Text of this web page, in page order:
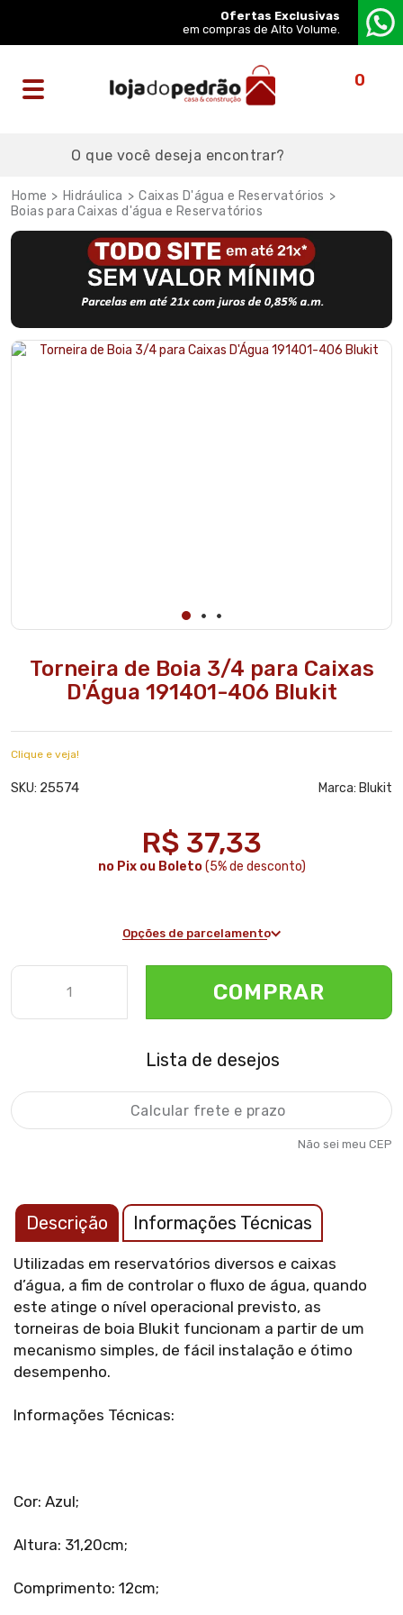
Ofertas Exclusivas
em compras de Alto Volume.
0
Hidráulica
Caixas D'água e Reservatórios
Boias para Caixas d'água e Reservatórios
Torneira de Boia 3/4 para Caixas
D'Água 191401-406 Blukit
Clique e veja!
SKU: 25574 Marca: Blukit
R$ 37,33
no Pix ou Boleto(5% de desconto)
Opções de parcelamento
COMPRAR
Lista de desejos
Não sei meu CEP
Descrição Informações Técnicas
Utilizadas em reservatórios diversos e caixas
d’água, a fim de controlar o fluxo de água, quando
este atinge o nível operacional previsto, as
torneiras de boia Blukit funcionam a partir de um
mecanismo simples, de fácil instalação e ótimo
desempenho.
Informações Técnicas:
Cor: Azul;
Altura: 31,20cm;
Comprimento: 12cm;